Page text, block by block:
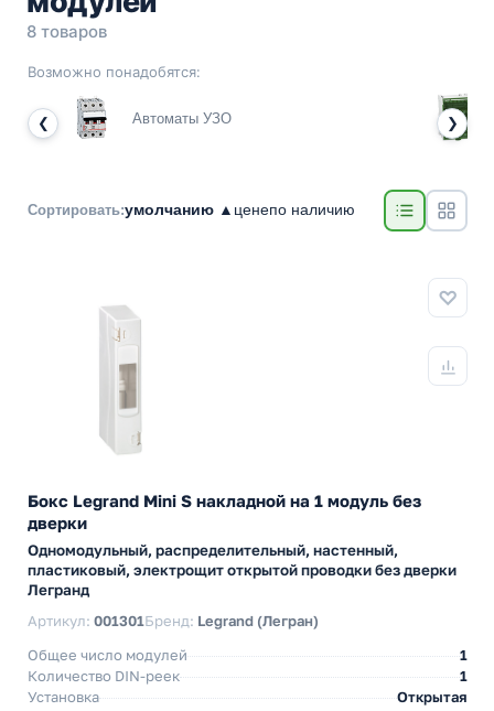
8 товаров
Возможно понадобятся:
❮ Автоматы УЗО ❯
Сортировать:умолчанию ▲ ценепо наличию
Бокс Legrand Mini S накладной на 1 модуль без
дверки
Одномодульный, распределительный, настенный,
пластиковый, электрощит открытой проводки без дверки
Легранд
Артикул: 001301Бренд: Legrand (Легран)
Общее число модулей
1
Количество DIN-реек
1
Установка
Открытая